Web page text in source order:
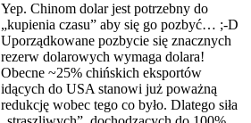
Yep. Chinom dolar jest potrzebny do
„kupienia czasu” aby się go pozbyć… ;-D
Uporządkowane pozbycie się znacznych
rezerw dolarowych wymaga dolara!
Obecne ~25% chińskich eksportów
idących do USA stanowi już poważną
redukcję wobec tego co było. Dlatego siła